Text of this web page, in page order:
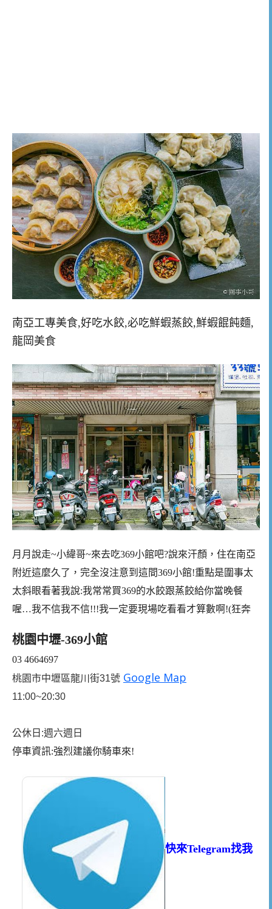
南亞工專美食,好吃水餃,必吃鮮蝦蒸餃,鮮蝦餛飩麵,
龍岡美食
月月說走~小緯哥~來去吃369小館吧?說來汗顏，住在南亞
附近這麼久了，完全沒注意到這間369小館!重點是圍事太
太斜眼看著我說:我常常買369的水餃跟蒸餃給你當晚餐
喔…我不信我不信!!!我一定要現場吃看看才算數啊!(狂奔
桃園中壢-369小館
03 4664697
桃園市中壢區龍川街31號 Google Map
11:00~20:30
公休日:週六週日
停車資訊:強烈建議你騎車來!
快來Telegram找我